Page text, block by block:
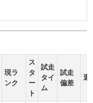
現ラ
ンク
ス
タ
ー
ト
試走
タイ
ム
試走
偏差
選